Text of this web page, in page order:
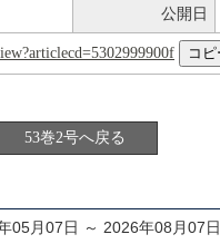
公開日
53巻2号へ戻る
05月07日 ～ 2026年08月07日